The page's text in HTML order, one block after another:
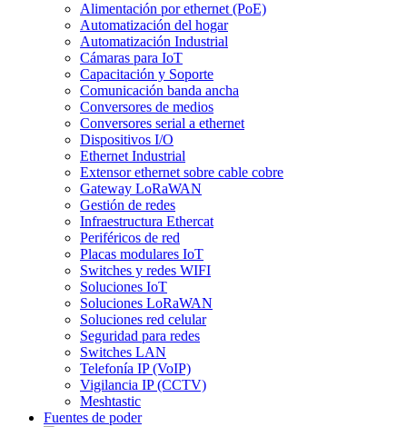
Alimentación por ethernet (PoE)
Automatización del hogar
Automatización Industrial
Cámaras para IoT
Capacitación y Soporte
Comunicación banda ancha
Conversores de medios
Conversores serial a ethernet
Dispositivos I/O
Ethernet Industrial
Extensor ethernet sobre cable cobre
Gateway LoRaWAN
Gestión de redes
Infraestructura Ethercat
Periféricos de red
Placas modulares IoT
Switches y redes WIFI
Soluciones IoT
Soluciones LoRaWAN
Soluciones red celular
Seguridad para redes
Switches LAN
Telefonía IP (VoIP)
Vigilancia IP (CCTV)
Meshtastic
Fuentes de poder